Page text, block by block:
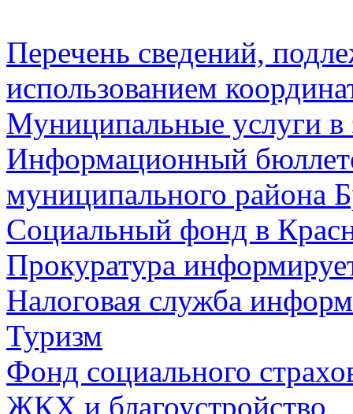
Перечень сведений,
использованием
Муниципальные услуги в
Информационный
муниципального района
Социальный фонд в
Прокуратура
Налоговая служба
Туризм
Фонд социального
ЖКХ и благоустройство